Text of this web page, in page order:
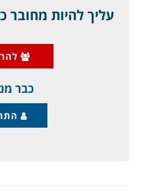
ביותר של חמאס בחו"ל,
בביירות, לאחר שגורש
כלי טייס זעיר עקב
עליך להיות מחובר
כבר